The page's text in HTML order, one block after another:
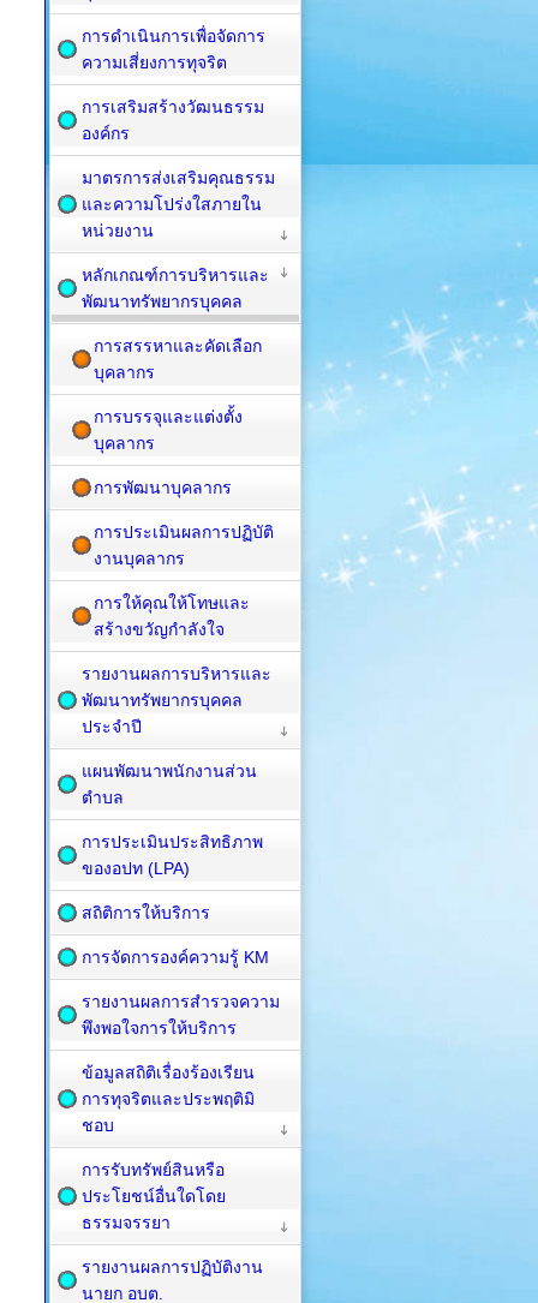
การดำเนินการเพื่อจัดการ
ความเสี่ยงการทุจริต
การเสริมสร้างวัฒนธรรม
องค์กร
มาตรการส่งเสริมคุณธรรม
และความโปร่งใสภายใน
หน่วยงาน
หลักเกณฑ์การบริหารและ
พัฒนาทรัพยากรบุคคล
การสรรหาและคัดเลือก
บุคลากร
การบรรจุและแต่งตั้ง
บุคลากร
การพัฒนาบุคลากร
การประเมินผลการปฏิบัติ
งานบุคลากร
การให้คุณให้โทษและ
สร้างขวัญกำลังใจ
รายงานผลการบริหารและ
พัฒนาทรัพยากรบุคคล
ประจำปี
แผนพัฒนาพนักงานส่วน
ตำบล
การประเมินประสิทธิภาพ
ของอปท (LPA)
สถิติการให้บริการ
การจัดการองค์ความรู้ KM
รายงานผลการสำรวจความ
พึงพอใจการให้บริการ
ข้อมูลสถิติเรื่องร้องเรียน
การทุจริตและประพฤติมิ
ชอบ
การรับทรัพย์สินหรือ
ประโยชน์อื่นใดโดย
ธรรมจรรยา
รายงานผลการปฏิบัติงาน
นายก อบต.